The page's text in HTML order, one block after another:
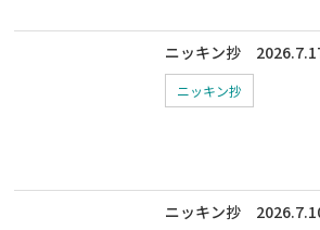
ニッキン抄
ニッキン抄
ニッキン抄